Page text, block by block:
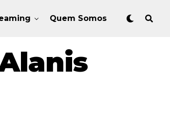
Quem Somos